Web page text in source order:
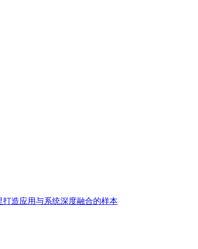
造应用与系统深度融合的样本